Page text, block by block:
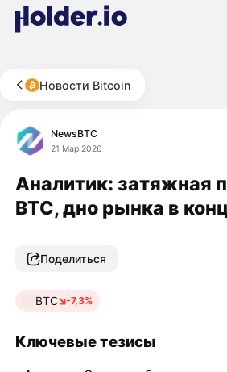
Новости Bitcoin
NewsBTC
21 Мар 2026
Аналитик: затяжная
BTC, дно рынка в
Поделиться
BTC -7,3%
Ключевые тезисы